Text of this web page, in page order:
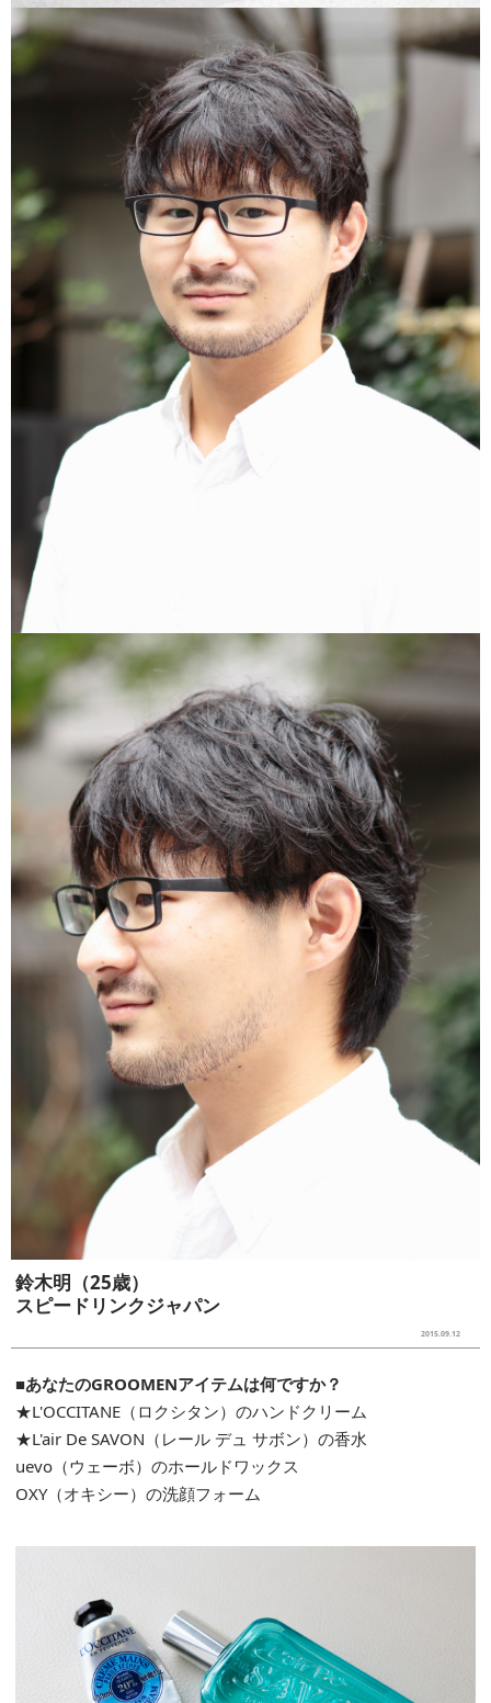
鈴木明（25歳）
スピードリンクジャパン
2015.09.12
■あなたのGROOMENアイテムは何ですか？
★L'OCCITANE（ロクシタン）のハンドクリーム
★L'air De SAVON（レール デュ サボン）の香水
uevo（ウェーボ）のホールドワックス
OXY（オキシー）の洗顔フォーム